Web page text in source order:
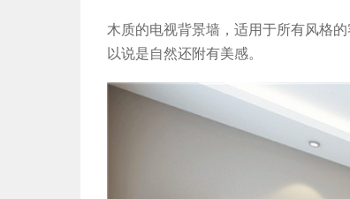
木质的电视背景墙，适用于所有风格
以说是自然还附有美感。